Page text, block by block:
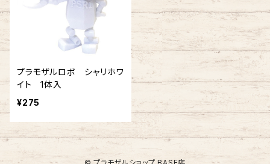
プラモザルロボ シャリホワ
イト 1体入
¥275